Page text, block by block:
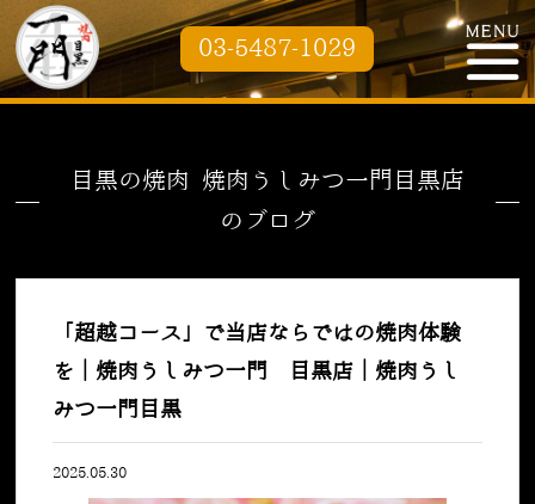
03-5487-1029
目黒の焼肉 焼肉うしみつ一門目黒店
のブログ
「超越コース」で当店ならではの焼肉体験
を｜焼肉うしみつ一門 目黒店｜焼肉うし
みつ一門目黒
2025.05.30